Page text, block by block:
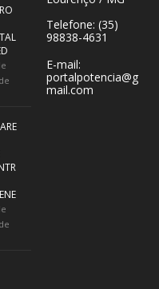
Telefone: (35)
98838-4631
E-mail:
portalpotencia@g
mail.com